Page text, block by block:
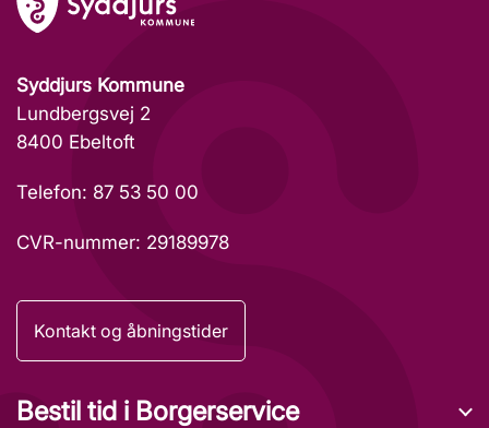
Syddjurs Kommune
Lundbergsvej 2
8400 Ebeltoft
Telefon: 87 53 50 00
CVR-nummer: 29189978
Kontakt og åbningstider
Bestil tid i Borgerservice